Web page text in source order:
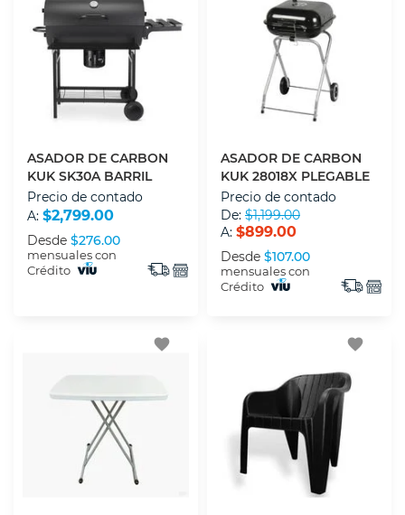
ASADOR DE CARBON
KUK SK30A BARRIL
Precio de contado
A: $2,799.00
Desde $276.00
mensuales con
Crédito
ASADOR DE CARBON
KUK 28018X PLEGABLE
Precio de contado
De: $1,199.00
A: $899.00
Desde $107.00
mensuales con
Crédito
favorite favorite